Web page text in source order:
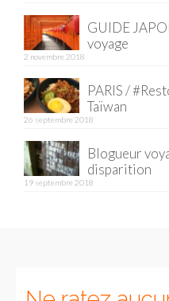
– Quy Nhon
BONNES ADRESSES
BERLIN
Restos asiatiques
Marchés
CHIANG MAI
GUIDE
voyage
2 novembre 2018
PARIS /
Taïwan
26 septembre 2018
Blogueur
disparition
19 septembre 2018